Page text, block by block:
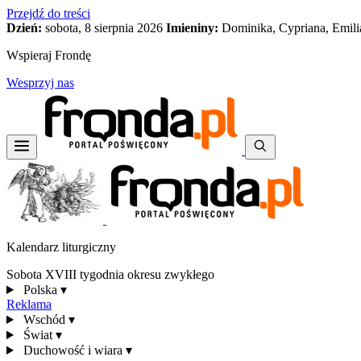
Przejdź do treści
Dzień: sobota, 8 sierpnia 2026 Imieniny: Dominika, Cypriana,
Wspieraj Frondę
Wesprzyj nas
Kalendarz liturgiczny
Sobota XVIII tygodnia okresu zwykłego
Polska ▾
Reklama
Wschód ▾
Świat ▾
Duchowość i wiara ▾